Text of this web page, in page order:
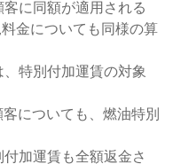
に同額が適用される
金についても同様の算
特別付加運賃の対象
についても、燃油特別
加運賃も全額返金さ